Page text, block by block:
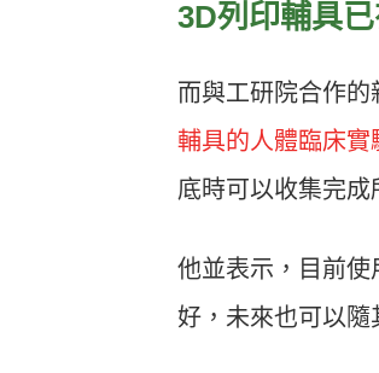
3D列印輔具
而與工研院合作
輔具的人體臨床實
底時可以收集完成
他並表示，目前使
好，未來也可以隨